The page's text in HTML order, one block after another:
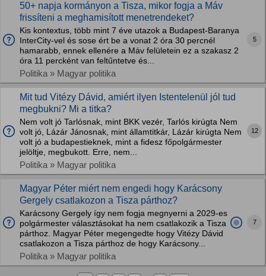
50+ napja kormányon a Tisza, mikor fogja a Máv
frissíteni a meghamisított menetrendeket?
Kis kontextus, több mint 7 éve utazok a Budapest-Baranya
InterCity-vel és sose ért be a vonat 2 óra 30 percnél
hamarabb, ennek ellenére a Máv felületein ez a szakasz 2
óra 11 percként van feltűntetve és...
Politika » Magyar politika
5
Mit tud Vitézy Dávid, amiért ilyen Istentelenül jól tud
megbukni? Mi a titka?
Nem volt jó Tarlósnak, mint BKK vezér, Tarlós kirúgta Nem
volt jó, Lázár Jánosnak, mint államtitkár, Lázár kirúgta Nem
volt jó a budapestieknek, mint a fidesz főpolgármester
jelöltje, megbukott. Erre, nem...
Politika » Magyar politika
12
Magyar Péter miért nem engedi hogy Karácsony
Gergely csatlakozon a Tisza párthoz?
Karácsony Gergely így nem fogja megnyerni a 2029-es
polgármester választásokat ha nem csatlakozik a Tisza
párthoz. Magyar Péter megengedte hogy Vitézy Dávid
csatlakozon a Tisza párthoz de hogy Karácsony...
Politika » Magyar politika
7